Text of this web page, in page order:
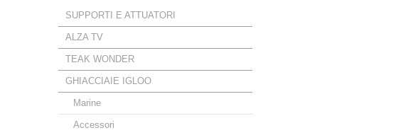
SUPPORTI E ATTUATORI
ALZA TV
TEAK WONDER
GHIACCIAIE IGLOO
Marine
Accessori